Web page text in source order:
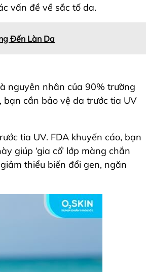
vấn đề về sắc tố da.
Đến Làn Da
nguyên nhân của 90% trường
cần bảo vệ da trước tia UV
tia UV. FDA khuyến cáo, bạn
giúp ‘gia cố’ lớp màng chắn
thiểu biến đổi gen, ngăn